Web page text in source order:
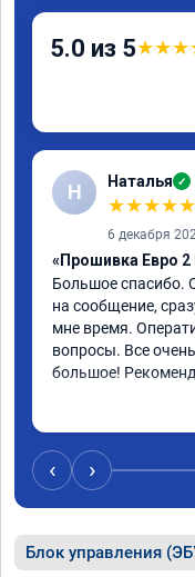
5.0 из 5★★★
Н Наталья ✓
★★★★★
6 декабря
«Прошивка Евро
Большое спасибо.
на сообщение,
мне время.
вопросы. Все
большое!
‹ ›
Блок управления